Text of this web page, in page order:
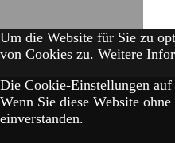
Um die Website für Sie zu
von Cookies zu. Weitere
Die Cookie-Einstellungen
Wenn Sie diese Website
einverstanden.